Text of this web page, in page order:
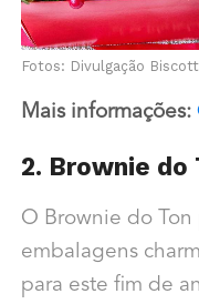
Fotos: Divulgação
Mais informações:
2. Brownie do
O Brownie do
embalagens
para este fim de